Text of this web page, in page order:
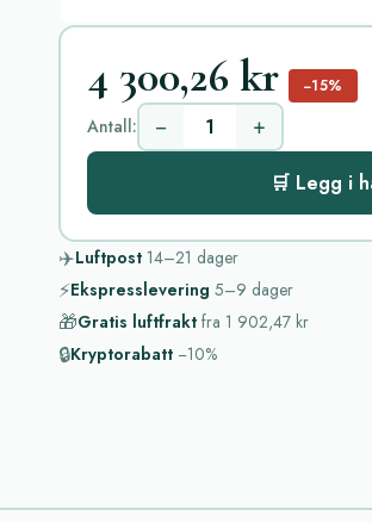
4 300,26 kr −15%
Antall: − +
🛒 Legg i
✈️Luftpost 14–21 dager
⚡Ekspresslevering 5–9 dager
🎁Gratis luftfrakt fra 1 902,47 kr
🔒Kryptorabatt −10%